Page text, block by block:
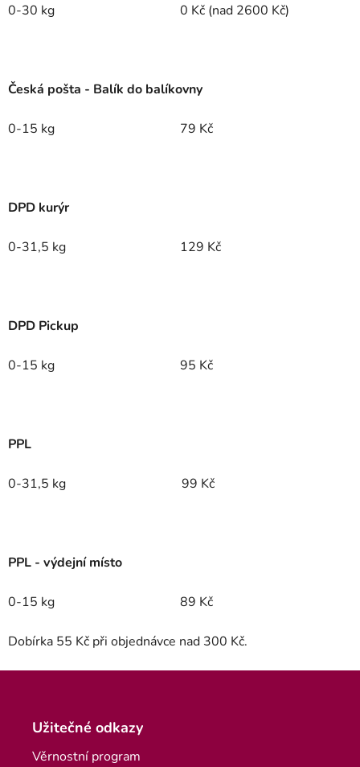
0-30 kg 0 Kč (nad 2600 Kč)
Česká pošta - Balík do balíkovny
0-15 kg 79 Kč
DPD kurýr
0-31,5 kg 129 Kč
DPD Pickup
0-15 kg 95 Kč
PPL
0-31,5 kg 99 Kč
PPL - výdejní místo
0-15 kg 89 Kč
Dobírka 55 Kč při objednávce nad 300 Kč.
Užitečné odkazy
Věrnostní program